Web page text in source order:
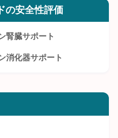
の安全性評価
腎臓サポート
消化器サポート